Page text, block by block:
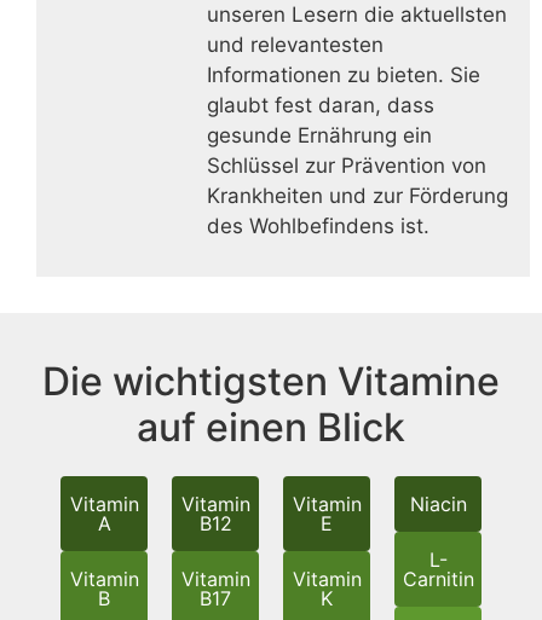
unseren Lesern die aktuellsten
und relevantesten
Informationen zu bieten. Sie
glaubt fest daran, dass
gesunde Ernährung ein
Schlüssel zur Prävention von
Krankheiten und zur Förderung
des Wohlbefindens ist.
Die wichtigsten Vitamine
auf einen Blick
Vitamin
A
Vitamin
B
Vitamin
B12
Vitamin
B17
Vitamin
E
Vitamin
K
Niacin
L-
Carnitin